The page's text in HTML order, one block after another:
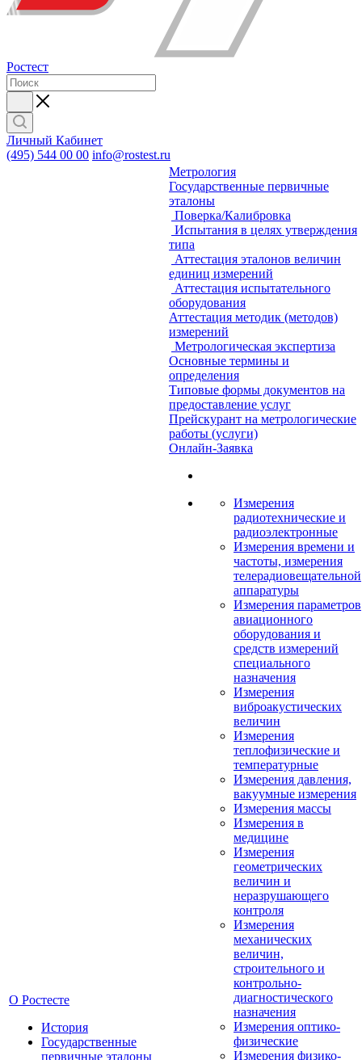
Ростест
Личный Кабинет
(495) 544 00 00 info@rostest.ru
О Ростесте
История
Государственные
первичные эталоны
Метрология
Государственные первичные
эталоны
Поверка/Калибровка
Испытания в целях утверждения
типа
Аттестация эталонов величин
единиц измерений
Аттестация испытательного
оборудования
Аттестация методик (методов)
измерений
Метрологическая экспертиза
Основные термины и
определения
Типовые формы документов на
предоставление услуг
Прейскурант на метрологические
работы (услуги)
Онлайн-Заявка
Измерения
радиотехнические и
радиоэлектронные
Измерения времени и
частоты, измерения
телерадиовещательной
аппаратуры
Измерения параметров
авиационного
оборудования и
средств измерений
специального
назначения
Измерения
виброакустических
величин
Измерения
теплофизические и
температурные
Измерения давления,
вакуумные измерения
Измерения массы
Измерения в
медицине
Измерения
геометрических
величин и
неразрушающего
контроля
Измерения
механических
величин,
строительного и
контрольно-
диагностического
назначения
Измерения оптико-
физические
Измерения физико-